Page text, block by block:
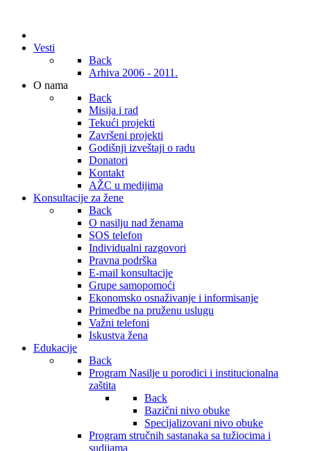
Vesti
Back
Arhiva 2006 - 2011.
O nama
Back
Misija i rad
Tekući projekti
Završeni projekti
Godišnji izveštaji o radu
Donatori
Kontakt
AŽC u medijima
Konsultacije za žene
Back
O nasilju nad ženama
SOS telefon
Individualni razgovori
Pravna podrška
E-mail konsultacije
Grupe samopomoći
Ekonomsko osnaživanje i informisanje
Primedbe na pruženu uslugu
Važni telefoni
Iskustva žena
Edukacije
Back
Program Nasilje u porodici i institucionalna
zaštita
Back
Bazični nivo obuke
Specijalizovani nivo obuke
Program stručnih sastanaka sa tužiocima i
sudijama